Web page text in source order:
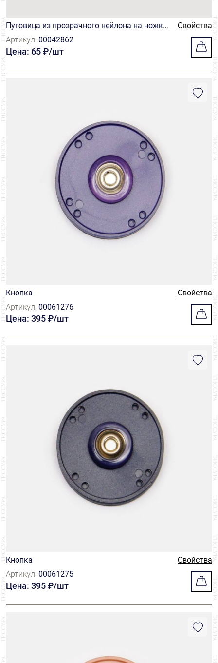
Пуговица из прозрачного нейлона на ножке
оттенка бордо
Свойства
Артикул: 00042862
Цена: 65 ₽/шт
Кнопка
Свойства
Артикул: 00061276
Цена: 395 ₽/шт
Кнопка
Свойства
Артикул: 00061275
Цена: 395 ₽/шт